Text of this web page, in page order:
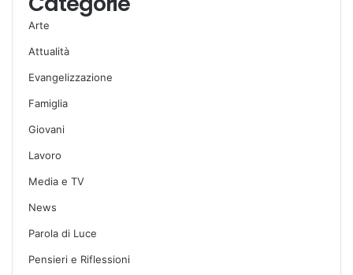
Arte
Attualità
Evangelizzazione
Famiglia
Giovani
Lavoro
Media e TV
News
Parola di Luce
Pensieri e Riflessioni